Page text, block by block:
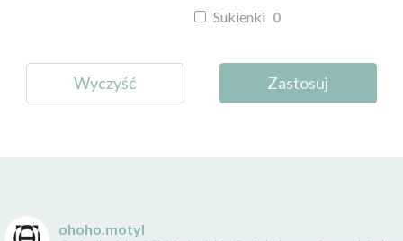
Sukienki 0
Zastosuj
Wyczyść
ohoho.motyl